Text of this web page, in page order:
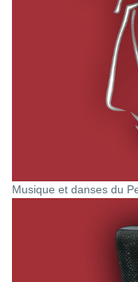
Musique et danses du